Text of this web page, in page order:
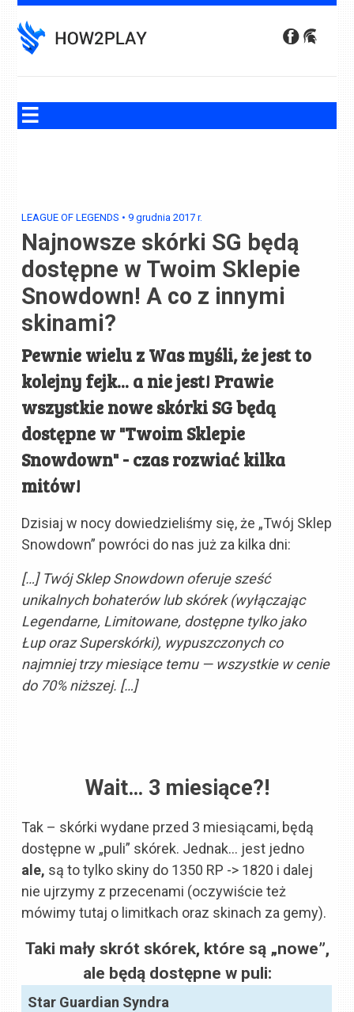
to
content
LEAGUE OF LEGENDS •9 grudnia 2017 r.
Najnowsze skórki SG będą
dostępne w Twoim Sklepie
Snowdown! A co z innymi
skinami?
Pewnie wielu z Was myśli, że jest to
kolejny fejk... a nie jest! Prawie
wszystkie nowe skórki SG będą
dostępne w "Twoim Sklepie
Snowdown" - czas rozwiać kilka
mitów!
Dzisiaj w nocy dowiedzieliśmy się, że „Twój Sklep
Snowdown” powróci do nas już za kilka dni:
[…] Twój Sklep Snowdown oferuje sześć
unikalnych bohaterów lub skórek (wyłączając
Legendarne, Limitowane, dostępne tylko jako
Łup oraz Superskórki), wypuszczonych co
najmniej trzy miesiące temu — wszystkie w cenie
do 70% niższej. […]
Wait… 3 miesiące?!
Tak – skórki wydane przed 3 miesiącami, będą
dostępne w „puli” skórek. Jednak… jest jedno
ale, są to tylko skiny do 1350 RP -> 1820 i dalej
nie ujrzymy z przecenami (oczywiście też
mówimy tutaj o limitkach oraz skinach za gemy).
Taki mały skrót skórek, które są „nowe”,
ale będą dostępne w puli:
Star Guardian Syndra